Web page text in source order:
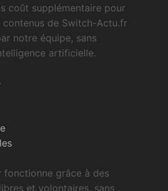
coût supplémentaire pour
contenus de Switch-Actu.fr
notre équipe, sans
artificielle.
fonctionne grâce à des
et volontaires, sans